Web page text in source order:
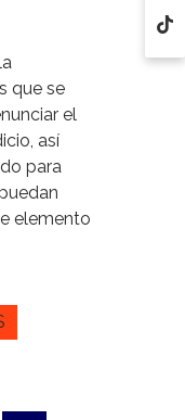
que se
el
así
para
elemento